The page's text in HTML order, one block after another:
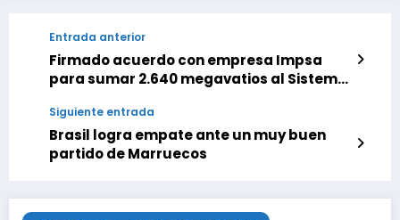
Entrada anterior
Firmado acuerdo con empresa Impsa
para sumar 2.640 megavatios al Sistema
Siguiente entrada
Brasil logra empate ante un muy buen
partido de Marruecos